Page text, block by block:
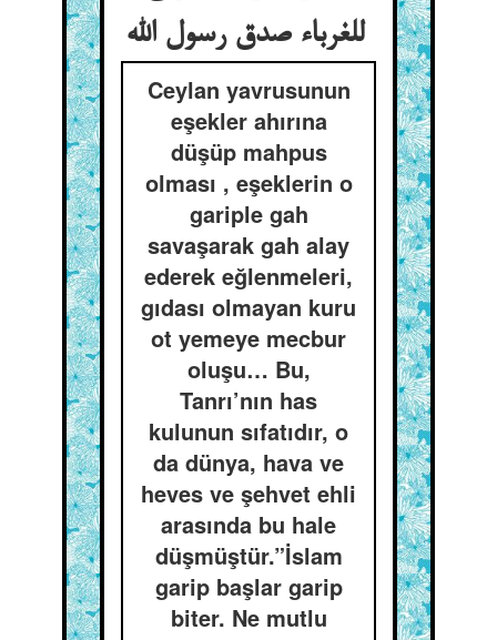
للغرباء صدق رسول الله
Ceylan yavrusunun
eşekler ahırına
düşüp mahpus
olması , eşeklerin o
gariple gah
savaşarak gah alay
ederek eğlenmeleri,
gıdası olmayan kuru
ot yemeye mecbur
oluşu… Bu,
Tanrı’nın has
kulunun sıfatıdır, o
da dünya, hava ve
heves ve şehvet ehli
arasında bu hale
düşmüştür.”İslam
garip başlar garip
biter. Ne mutlu